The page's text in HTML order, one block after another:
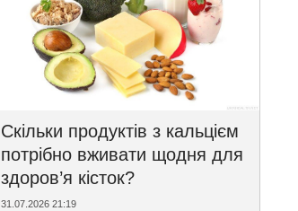
Скільки продуктів з кальцієм
потрібно вживати щодня для
здоров’я кісток?
31.07.2026 21:19